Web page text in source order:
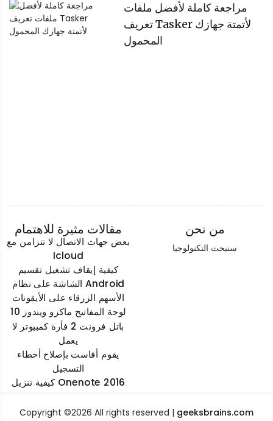
مراجعة كاملة لأفضل ملفات
تعريف Tasker لأتمتة جهازك
المحمول
مقالات مثيرة للاهتمام
بعض جهات الاتصال لا تتزامن مع
Icloud
كيفية إيقاف تشغيل تقسيم
الشاشة على نظام Android
الأسهم الزرقاء على الأيقونات
لوحة المفاتيح ماكرو ويندوز 10
باتل فرونت 2 فأرة كمبيوتر لا
يعمل
يقوم أفاست بإصلاح أخطاء
التسجيل
كيفية تنزيل Onenote 2016
من نحن
سنبحث التكنولوجيا
Copyright ©2026 All rights reserved | geeksbrains.com